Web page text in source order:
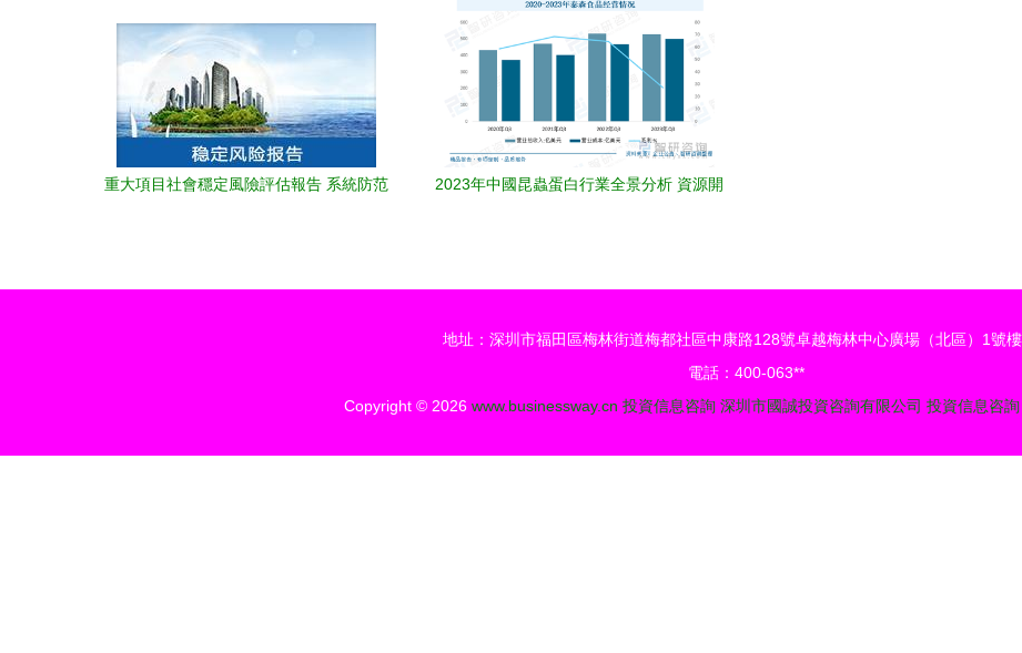
重大項目社會穩定風險評估報告 系統防范
2023年中國昆蟲蛋白行業全景分析 資源開
地址：深圳市福田區梅林街道梅都社區中康路128號卓越梅林中心廣場（北區）1號
電話：400-063**
Copyright © 2026 www.businessway.cn 投資信息咨詢 深圳市國誠投資咨詢有限公司 投資信息咨詢